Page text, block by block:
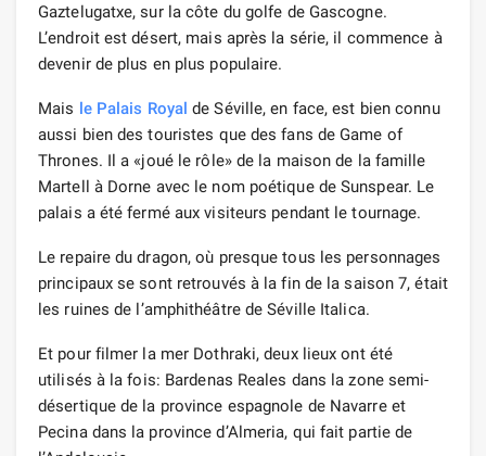
Gaztelugatxe, sur la côte du golfe de Gascogne.
L’endroit est désert, mais après la série, il commence à
devenir de plus en plus populaire.
Mais le Palais Royal de Séville, en face, est bien connu
aussi bien des touristes que des fans de Game of
Thrones. Il a «joué le rôle» de la maison de la famille
Martell à Dorne avec le nom poétique de Sunspear. Le
palais a été fermé aux visiteurs pendant le tournage.
Le repaire du dragon, où presque tous les personnages
principaux se sont retrouvés à la fin de la saison 7, était
les ruines de l’amphithéâtre de Séville Italica.
Et pour filmer la mer Dothraki, deux lieux ont été
utilisés à la fois: Bardenas Reales dans la zone semi-
désertique de la province espagnole de Navarre et
Pecina dans la province d’Almeria, qui fait partie de